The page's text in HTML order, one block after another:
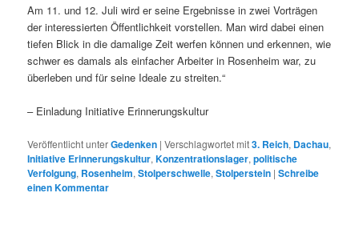
Am 11. und 12. Juli wird er seine Ergebnisse in zwei Vorträgen
der interessierten Öffentlichkeit vorstellen. Man wird dabei einen
tiefen Blick in die damalige Zeit werfen können und erkennen, wie
schwer es damals als einfacher Arbeiter in Rosenheim war, zu
überleben und für seine Ideale zu streiten.“
– Einladung Initiative Erinnerungskultur
Veröffentlicht unterGedenken |Verschlagwortet mit3. Reich, Dachau,
Initiative Erinnerungskultur,Konzentrationslager,politische
Verfolgung, Rosenheim,Stolperschwelle,Stolperstein |Schreibe
einen Kommentar